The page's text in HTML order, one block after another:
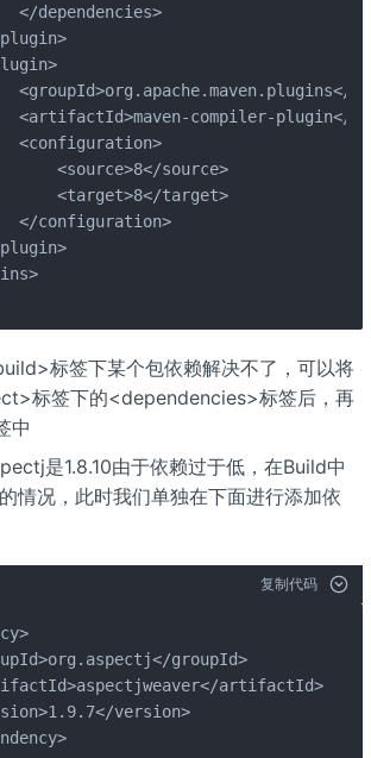
</dependencies>
<groupId>org.apache.maven.plugins</
<artifactId>maven-compiler-plugin</
<configuration>
<source>8</source>
<target>8</target>
</configuration>
标签下某个包依赖解决不了，可以将
标签下的<dependencies>标签后，再
中
是1.8.10由于依赖过于低，在Build中
情况，此时我们单独在下面进行添加依
复制代码
groupId>
artifactId>
version>